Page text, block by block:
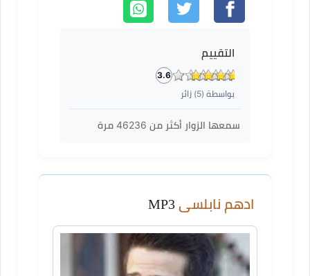
التقييم
3.6
بواسطة (5) زائر
سمعها الزوار أكثر من 46236 مرة
ادهم نابلسى